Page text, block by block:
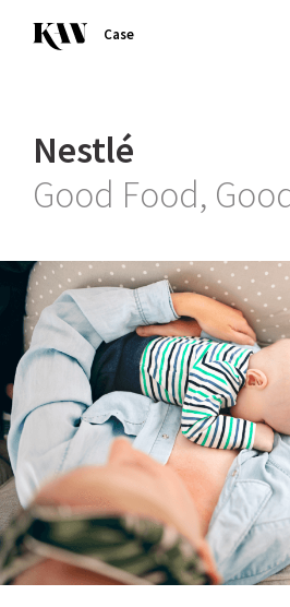
Case
Nestlé
Good Food,